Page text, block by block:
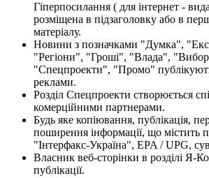
Гіперпосилання ( для інтернет -
розміщена в підзаголовку або в
матеріалу.
Новини з позначками "Думка",
"Регіони", "Гроші", "Влада",
"Спецпроекти", "Промо"
реклами.
Розділ Спецпроекти створюється
комерційними партнерами.
Будь яке копіювання, публікація,
поширення інформації, що містить
"Інтерфакс-Україна", EPA / UPG,
Власник веб-сторінки в розділі Я-
публікації.